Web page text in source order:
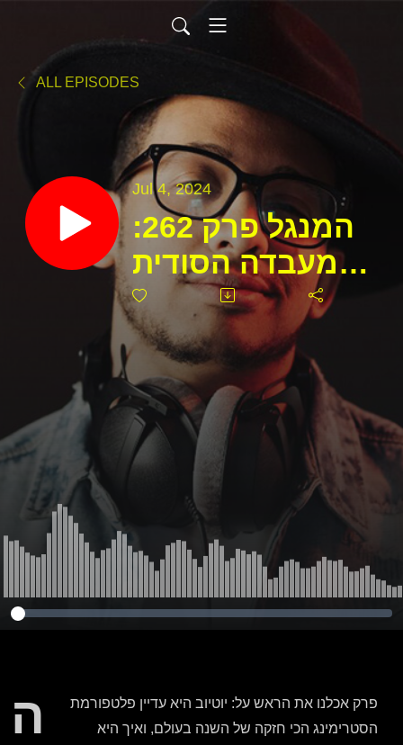
ALL EPISODES
Jul 4, 2024
המנגל פרק 262:
המעבדה הסודית
של ממשלת
בריטניה ואיך
"דוחפים״ בני
אדם בתת המודע
ה
פרק אכלנו את הראש על: יוטיוב היא עדיין פלטפורמת
הסטרימינג הכי חזקה של השנה בעולם, ואיך היא